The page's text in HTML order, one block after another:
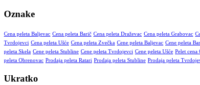
Oznake
Cena peleta Baljevac Cena peleta Barič Cena peleta Draževac Cena peleta Grabovac
Tvrdojevci Cena peleta Ušće Cena peleta Zvečka Cene peleta Baljevac Cene peleta
peleta Skela Cene peleta Stubline Cene peleta Tvrdojevci Cene peleta Ušće Pelet cena
peleta Obrenovac Prodaja peleta Ratari Prodaja peleta Stubline Prodaja peleta
Ukratko